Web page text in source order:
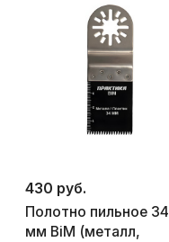
430 руб.
Полотно пильное 34
мм BiM (металл,